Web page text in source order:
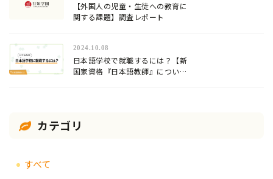
【外国人の児童・生徒への教育に
関する課題】調査レポート
2024.10.08
日本語学校で就職するには？【新
国家資格『日本語教師』について
カテゴリ
すべて